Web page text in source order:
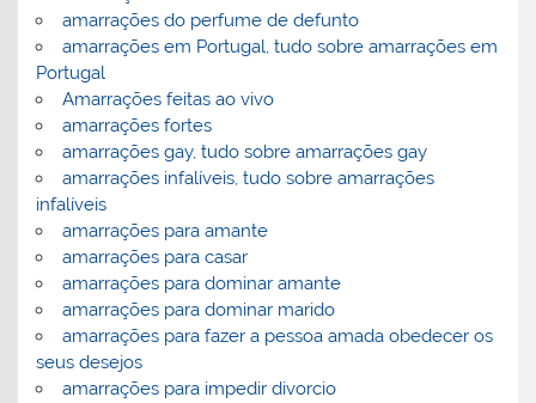
amarrações do perfume de defunto
amarrações em Portugal, tudo sobre amarrações em
Portugal
Amarrações feitas ao vivo
amarrações fortes
amarrações gay, tudo sobre amarrações gay
amarrações infalíveis, tudo sobre amarrações
infalíveis
amarrações para amante
amarrações para casar
amarrações para dominar amante
amarrações para dominar marido
amarrações para fazer a pessoa amada obedecer os
seus desejos
amarrações para impedir divorcio